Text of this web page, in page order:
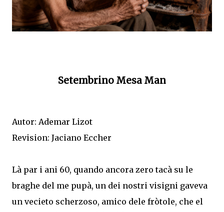
Setembrino Mesa Man
Autor: Ademar Lizot
Revision: Jaciano Eccher
Là par i ani 60, quando ancora zero tacà su le
braghe del me pupà, un dei nostri visigni gaveva
un vecieto scherzoso, amico dele fròtole, che el